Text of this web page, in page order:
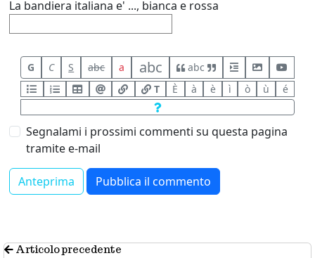
La bandiera italiana e' ..., bianca e rossa
G C S abc a abc
abc
T
È à è ì ò ù é
Segnalami i prossimi commenti su questa pagina
tramite e-mail
Articolo precedente